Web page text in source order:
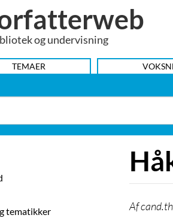
og undervisning
TEMAER
tematikker